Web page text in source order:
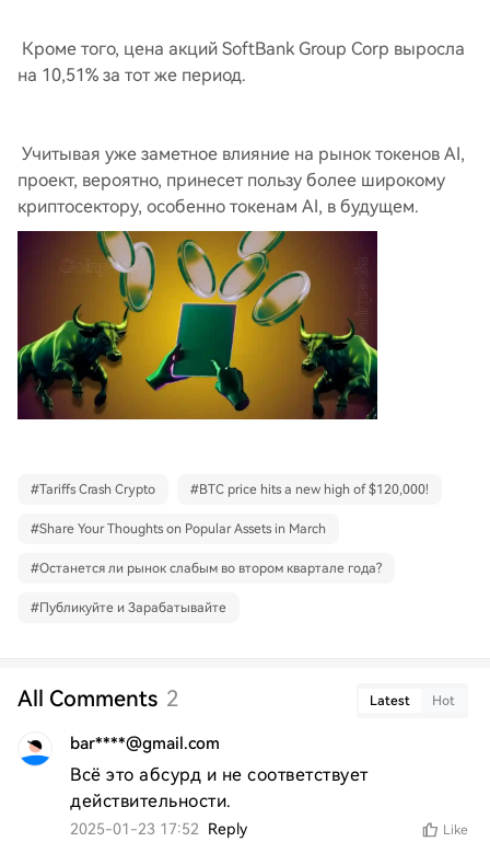
Кроме того, цена акций SoftBank Group Corp выросла
на 10,51% за тот же период.
Учитывая уже заметное влияние на рынок токенов AI,
проект, вероятно, принесет пользу более широкому
криптосектору, особенно токенам AI, в будущем.
#Tariffs Crash Crypto #BTC price hits a new high of $120,000!
#Share Your Thoughts on Popular Assets in March
#Останется ли рынок слабым во втором квартале года?
#Публикуйте и Зарабатывайте
All Comments 2 Latest Hot
bar****@gmail.com
Всё это абсурд и не соответствует
действительности.
2025-01-23 17:52 Reply Like